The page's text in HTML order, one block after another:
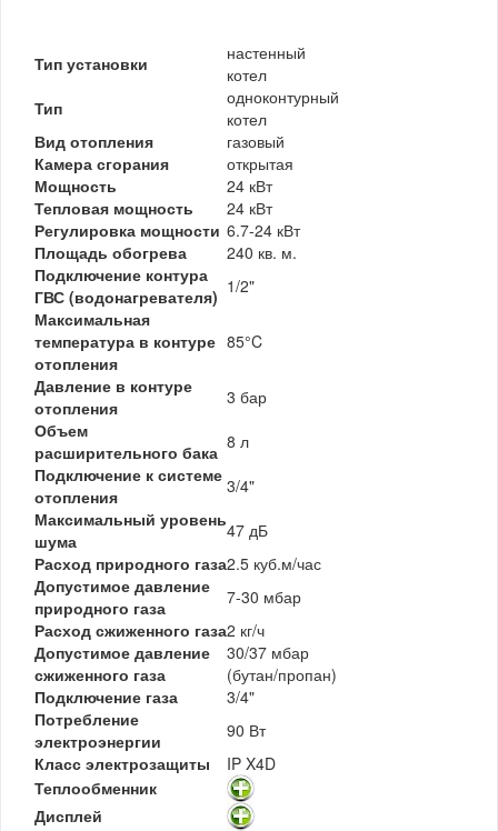
Тип установки
настенный
котел
Тип
одноконтурный
котел
Вид отопления
газовый
Камера сгорания
открытая
Мощность
24 кВт
Тепловая мощность
24 кВт
Регулировка мощности 6.7-24 кВт
Площадь обогрева
240 кв. м.
Подключение контура
ГВС (водонагревателя) 1/2"
Максимальная
температура в контуре
отопления
85°C
Давление в контуре
отопления
3 бар
Объем
расширительного бака 8 л
Подключение к системе
отопления
3/4"
Максимальный уровень
шума
47 дБ
Расход природного газа2.5 куб.м/час
Допустимое давление
природного газа
7-30 мбар
Расход сжиженного газа2 кг/ч
Допустимое давление
сжиженного газа
30/37 мбар
(бутан/пропан)
Подключение газа
3/4"
Потребление
электроэнергии
90 Вт
Класс электрозащиты
IP X4D
Теплообменник
Дисплей